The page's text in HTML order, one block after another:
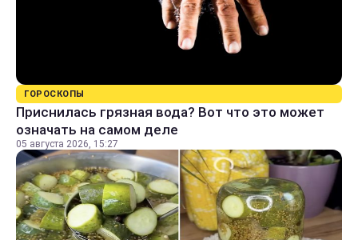
ГОРОСКОПЫ
Приснилась грязная вода? Вот что это может
означать на самом деле
05 августа 2026, 15:27